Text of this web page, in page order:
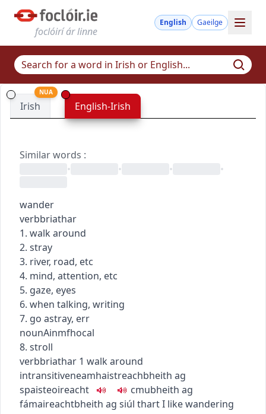
foclóirí ár linne
English Gaeilge
Irish
NUA
English-Irish
Similar words :
•
• • •
wander
verbbriathar
1. walk around
2. stray
3. river, road, etc
4. mind, attention, etc
5. gaze, eyes
6. when talking, writing
7. go astray, err
nounAinmfhocal
8. stroll
verbbriathar 1 walk around
intransitiveneamhaistreachbheith ag
spaisteoireacht
cmubheith ag
fámaireachtbheith ag siúl thartI like wandering